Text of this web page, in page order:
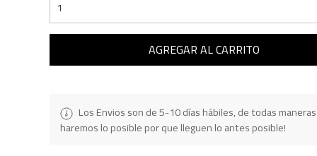
AGREGAR AL CARRITO
Los Envios son de 5-10 días hábiles, de todas maneras
haremos lo posible por que lleguen lo antes posible!